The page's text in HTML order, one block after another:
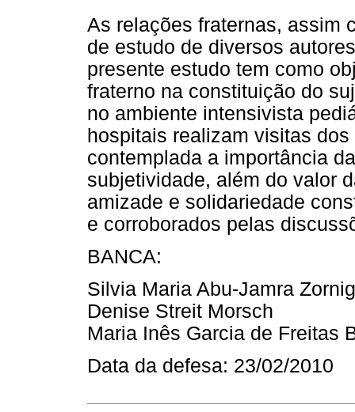
As relações fraternas, assim
de estudo de diversos
presente estudo tem como
fraterno na constituição do
no ambiente intensivista
hospitais realizam visitas
contemplada a importância
subjetividade, além do valor
amizade e solidariedade
e corroborados pelas
BANCA:
Silvia Maria Abu-Jamra
Denise Streit Morsch
Maria Inês Garcia de Freitas
Data da defesa: 23/02/2010